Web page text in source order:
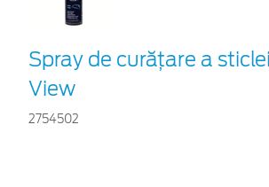
Spray de curățare a
View
2754502